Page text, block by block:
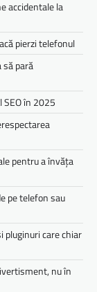
accidentale la
pierzi telefonul
să pară
în 2025
pentru a învăța
pe telefon sau
pluginuri care chiar
nu în